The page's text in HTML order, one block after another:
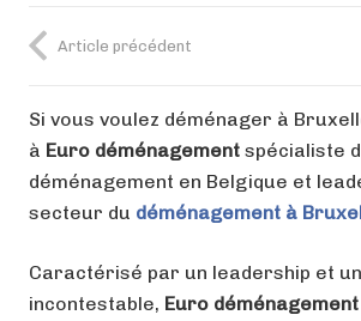
Article précédent
Si vous voulez déménager à
à Euro déménagement spécialiste
déménagement en Belgique et
secteur du déménagement à
Caractérisé par un leadership et
incontestable, Euro